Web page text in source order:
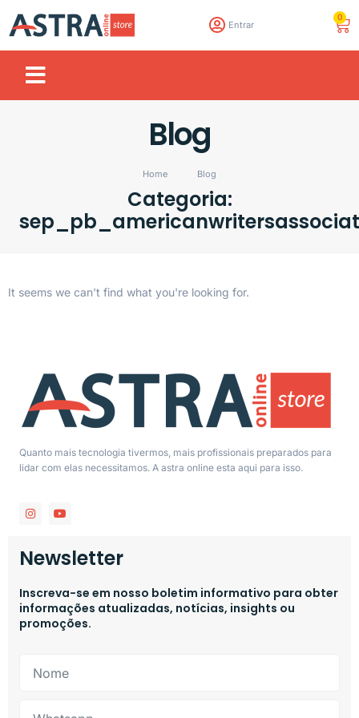
Entrar
0
Blog
Home Blog
Categoria:
It seems we can't find what you're looking for.
Quanto mais tecnologia tivermos, mais profissionais preparados para
lidar com elas necessitamos. A astra online esta aqui para isso.
Newsletter
Inscreva-se em nosso boletim informativo para obter
informações atualizadas, notícias, insights ou
promoções.